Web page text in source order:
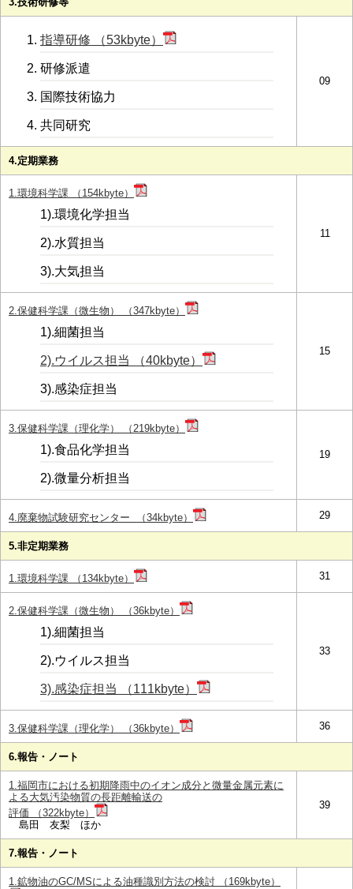
指導研修 （53kbyte）
研修派遣
国際技術協力
共同研究
09
4.定期業務
1.環境科学課 （154kbyte）
1).環境化学担当
2).水質担当
3).大気担当
11
2.保健科学課（微生物） （347kbyte）
1).細菌担当
2).ウイルス担当 （40kbyte）
3).感染症担当
15
3.保健科学課（理化学） （219kbyte）
1).食品化学担当
2).微量分析担当
19
4.廃棄物試験研究センター （34kbyte） 29
5.非定期業務
1.環境科学課 （134kbyte） 31
2.保健科学課（微生物） （36kbyte）
1).細菌担当
2).ウイルス担当
3).感染症担当 （111kbyte）
33
3.保健科学課（理化学） （36kbyte） 36
6.報告・ノート
1.福岡市における初期降雨中のイオン成分と微量金属元素に
よる大気汚染物質の長距離輸送の
評価 （322kbyte）
島田 友梨 ほか
39
7.報告・ノート
1.鉱物油のGC/MSによる油種識別方法の検討 （169kbyte）